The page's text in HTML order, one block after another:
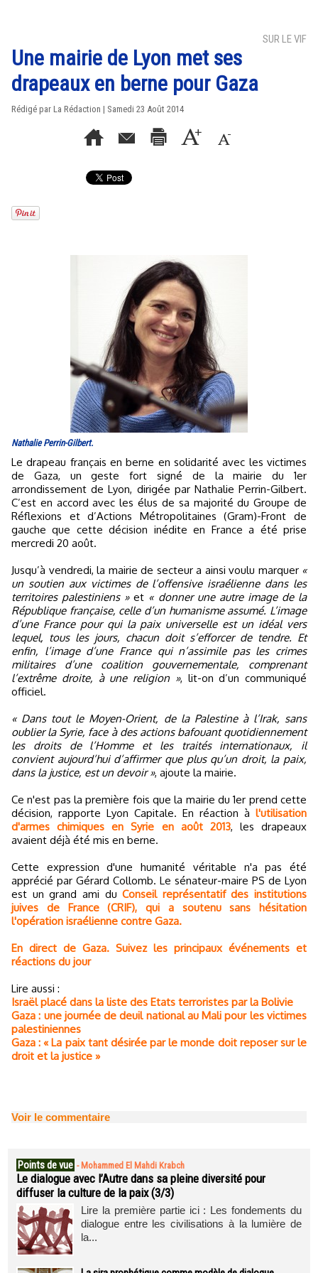
SUR LE VIF
Une mairie de Lyon met ses
drapeaux en berne pour Gaza
Rédigé par La Rédaction | Samedi 23 Août 2014
Nathalie Perrin-Gilbert.
Le drapeau français en berne en solidarité avec les victimes
de Gaza, un geste fort signé de la mairie du 1er
arrondissement de Lyon, dirigée par Nathalie Perrin-Gilbert.
C’est en accord avec les élus de sa majorité du Groupe de
Réflexions et d’Actions Métropolitaines (Gram)-Front de
gauche que cette décision inédite en France a été prise
mercredi 20 août.
Jusqu’à vendredi, la mairie de secteur a ainsi voulu marquer «
un soutien aux victimes de l’offensive israélienne dans les
territoires palestiniens »et « donner une autre image de la
République française, celle d’un humanisme assumé. L’image
d’une France pour qui la paix universelle est un idéal vers
lequel, tous les jours, chacun doit s’efforcer de tendre. Et
enfin, l’image d’une France qui n’assimile pas les crimes
militaires d’une coalition gouvernementale, comprenant
l’extrême droite, à une religion », lit-on d’un communiqué
officiel.
« Dans tout le Moyen-Orient, de la Palestine à l’Irak, sans
oublier la Syrie, face à des actions bafouant quotidiennement
les droits de l’Homme et les traités internationaux, il
convient aujourd’hui d’affirmer que plus qu’un droit, la paix,
dans la justice, est un devoir », ajoute la mairie.
Ce n'est pas la première fois que la mairie du 1er prend cette
décision, rapporte Lyon Capitale. En réaction à l'utilisation
d'armes chimiques en Syrie en août 2013, les drapeaux
avaient déjà été mis en berne.
Cette expression d'une humanité véritable n'a pas été
apprécié par Gérard Collomb. Le sénateur-maire PS de Lyon
est un grand ami duConseil représentatif des institutions
juives de France (CRIF), qui a soutenu sans hésitation
l'opération israélienne contre Gaza.
En direct de Gaza. Suivez les principaux événements et
réactions du jour
Lire aussi :
Israël placé dans la liste des Etats terroristes par la Bolivie
Gaza : une journée de deuil national au Mali pour les victimes
palestiniennes
Gaza : « La paix tant désirée par le monde doit reposer sur le
droit et la justice »
Voir le commentaire
Points de vue - Mohammed El Mahdi Krabch
Le dialogue avec l’Autre dans sa pleine diversité pour
diffuser la culture de la paix (3/3)
Lire la première partie ici : Les fondements du
dialogue entre les civilisations à la lumière de
la...